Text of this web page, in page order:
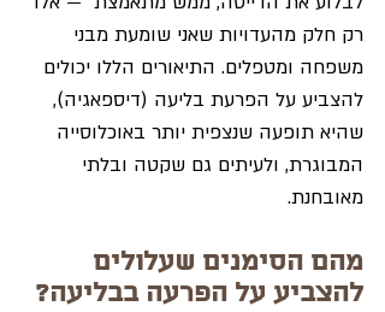
רק חלק מהעדויות שאני שומעת מבני
משפחה ומטפלים. התיאורים הללו יכולים
להצביע על הפרעת בליעה (דיספאגיה),
שהיא תופעה שנצפית יותר באוכלוסייה
המבוגרת, ולעיתים גם שקטה ובלתי
מאובחנת.
מהם הסימנים שעלולים
להצביע על הפרעה בבליעה?